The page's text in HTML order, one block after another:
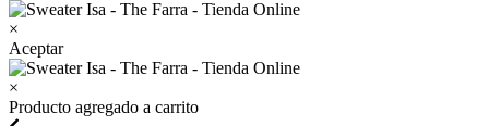
×
Aceptar
×
Producto agregado a carrito